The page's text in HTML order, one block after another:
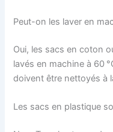
Peut-on les laver en
Oui, les sacs en coton
lavés en machine à 60
doivent être nettoyés à
Les sacs en plastique